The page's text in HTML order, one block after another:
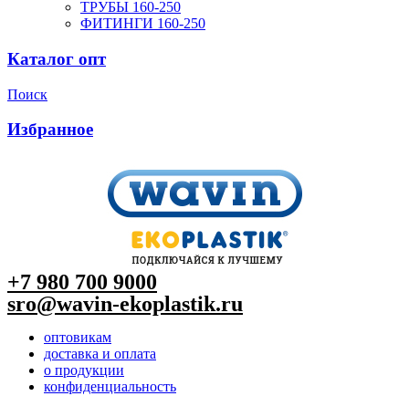
ТРУБЫ 160-250
ФИТИНГИ 160-250
Каталог опт
Поиск
Избранное
+7 980 700 9000
sro@wavin-ekoplastik.ru
оптовикам
доставка и оплата
о продукции
конфиденциальность